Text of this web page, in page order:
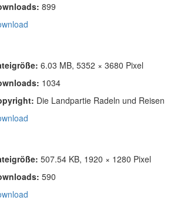
899
6.03 MB, 5352 × 3680 Pixel
1034
Die Landpartie Radeln und Reisen
507.54 KB, 1920 × 1280 Pixel
590